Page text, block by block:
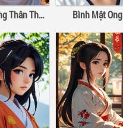
Bóng Dáng Thân Thương – Vân Tân Bình Mật Ong